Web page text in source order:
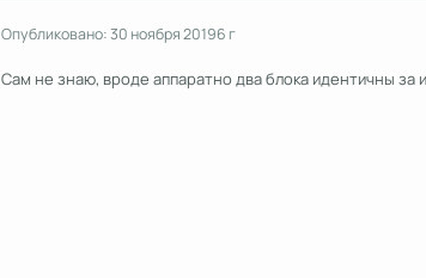
Опубликовано:30 ноября 20196 г
Сам не знаю, вроде аппаратно два блока идентичны за